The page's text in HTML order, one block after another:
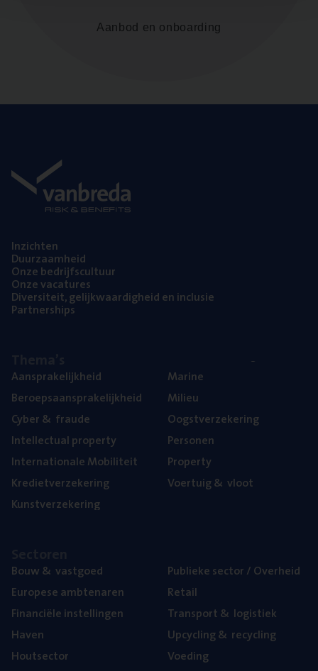
Aanbod en onboarding
Inzich­ten
Duur­zaam­heid
Onze bedrijfs­cul­tuur
Onze vaca­tu­res
Diver­si­teit, gelijk­waar­dig­heid en inclusie
Part­ner­ships
Aan­spra­ke­lijk­heid
Beroeps­aan­spra­ke­lijk­heid
Cyber& fraude
Intel­lec­tu­al property
Inter­na­ti­o­na­le Mobiliteit
Kre­diet­ver­ze­ke­ring
Kunst­ver­ze­ke­ring
Mari­ne
Mili­eu
Oogst­ver­ze­ke­ring
Per­so­nen
Pro­per­ty
Voer­tuig& vloot
Bouw& vastgoed
Euro­pe­se ambtenaren
Finan­ci­ë­le instellingen
Haven
Hout­sec­tor
Publie­ke sec­tor / Overheid
Retail
Trans­port& logistiek
Upcy­cling& recycling
Voe­ding